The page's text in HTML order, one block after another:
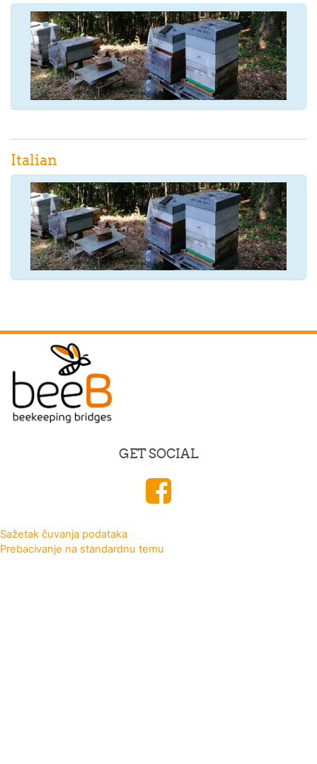
Italian
GET SOCIAL
Sažetak čuvanja podataka
Prebacivanje na standardnu temu